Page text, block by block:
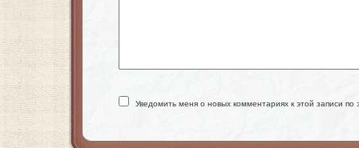
Уведомить меня о новых комментариях к этой записи по